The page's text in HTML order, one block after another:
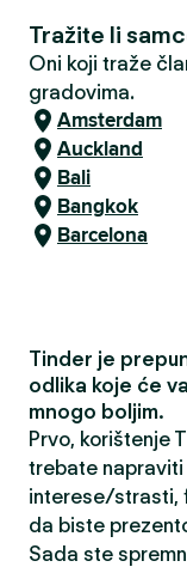
Tražite li
Oni koji traže
gradovima.
Amsterdam
Auckland
Bali
Bangkok
Barcelona
Tinder je
odlika koje će
mnogo boljim.
Prvo, korištenje
trebate napraviti
interese/strasti,
da biste
Sada ste